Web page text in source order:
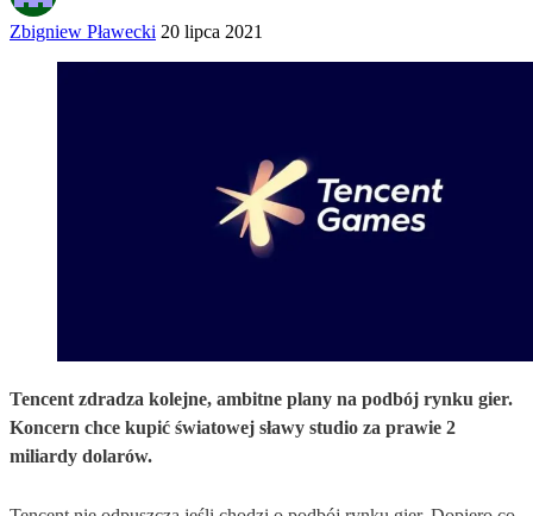
Zbigniew Pławecki 20 lipca 2021
Tencent zdradza kolejne, ambitne plany na podbój rynku gier.
Koncern chce kupić światowej sławy studio za prawie 2
miliardy dolarów.